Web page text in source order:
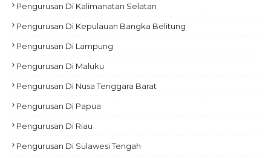
Pengurusan Di Kalimanatan Selatan
Pengurusan Di Kepulauan Bangka Belitung
Pengurusan Di Lampung
Pengurusan Di Maluku
Pengurusan Di Nusa Tenggara Barat
Pengurusan Di Papua
Pengurusan Di Riau
Pengurusan Di Sulawesi Tengah